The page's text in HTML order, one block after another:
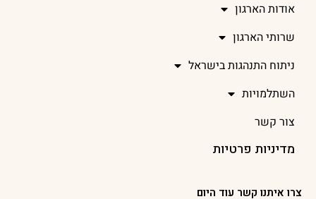
אודות הארגון
שרותי הארגון
ניתוח התנהגות בישראל
השתלמויות
צור קשר
מדיניות פרטיות
צרו איתנו קשר עוד היום